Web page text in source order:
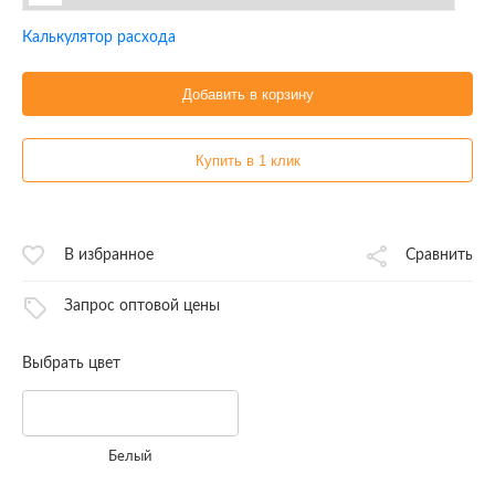
Калькулятор расхода
Добавить в корзину
Купить в 1 клик
В избранное Сравнить
Запрос оптовой цены
Выбрать цвет
Белый